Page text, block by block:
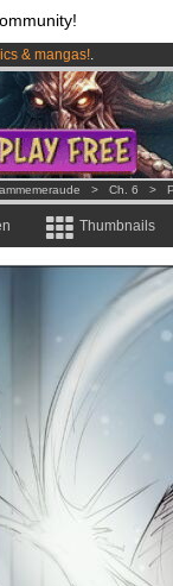
& mangas!.
month !Get membership
> Ch. 6 >
Thumbnails